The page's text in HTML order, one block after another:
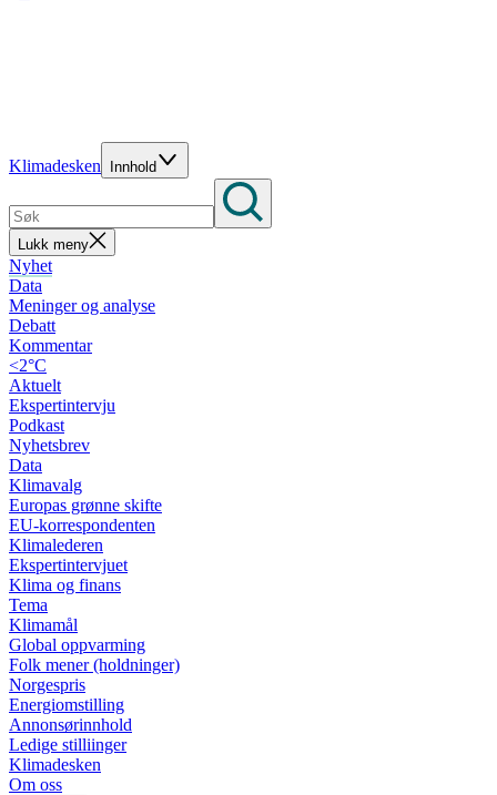
Klimadesken Innhold
Lukk meny
Nyhet
Data
Meninger og analyse
Debatt
Kommentar
<2°C
Aktuelt
Ekspertintervju
Podkast
Nyhetsbrev
Data
Klimavalg
Europas grønne skifte
EU-korrespondenten
Klimalederen
Ekspertintervjuet
Klima og finans
Tema
Klimamål
Global oppvarming
Folk mener (holdninger)
Norgespris
Energiomstilling
Annonsørinnhold
Ledige stilliinger
Klimadesken
Om oss